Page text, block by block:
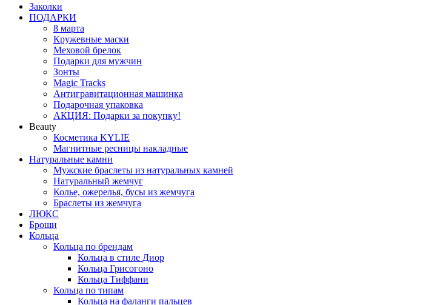
Заколки
ПОДАРКИ
8 марта
Кружевные маски
Меховой брелок
Подарки для мужчин
Зонты
Magic Tracks
Антигравитационная машинка
Подарочная упаковка
АКЦИЯ: Подарки за покупку!
Beauty
Косметика KYLIE
Магнитные ресницы накладные
Натуральные камни
Мужские браслеты из натуральных камней
Натуральный жемчуг
Колье, ожерелья, бусы из жемчуга
Браслеты из жемчуга
ЛЮКС
Броши
Кольца
Кольца по брендам
Кольца в стиле Диор
Кольца Грисогоно
Кольца Тиффани
Кольца по типам
Кольца на фаланги пальцев